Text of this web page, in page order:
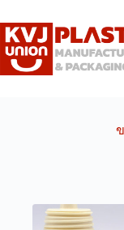
to
content